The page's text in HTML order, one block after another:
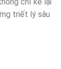
chỉ kể lại
triết lý sâu